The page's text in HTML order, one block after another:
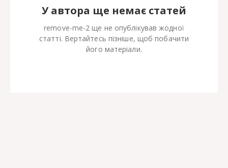
У автора ще немає статей
remove-me-2 ще не опублікував жодної
статті. Вертайтесь пізніше, щоб побачити
його матеріали.